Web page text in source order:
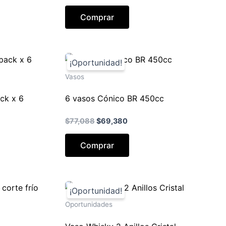
Comprar
x 6
Vasos
6 vasos Cónico BR 450cc
$77,088El
era:
$77,088.
$69,380El
$69,380.
Comprar
Oportunidades